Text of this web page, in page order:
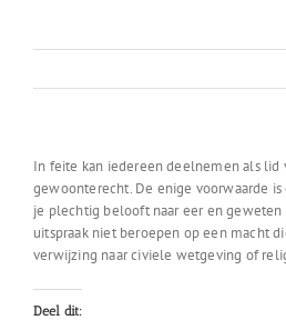
In feite kan iedereen deelnemen als lid
gewoonterecht. De enige voorwaarde
je plechtig belooft naar eer en geweten
uitspraak niet beroepen op een macht
verwijzing naar civiele wetgeving of
Deel dit: